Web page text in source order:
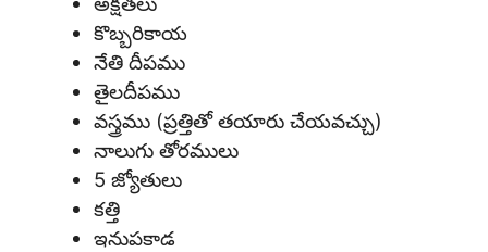
కొబ్బరికాయ
నేతి దీపము
తైలదీపము
వస్త్రము (ప్రత్తితో తయారు చేయవచ్చు)
నాలుగు తోరములు
5 జ్యోతులు
కత్తి
ఇనుపకాడ